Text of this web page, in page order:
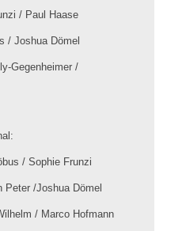
/ Paul Haase
/ Joshua Dömel
Gegenheimer /
/ Sophie Frunzi
Peter /Joshua Dömel
/ Marco Hofmann